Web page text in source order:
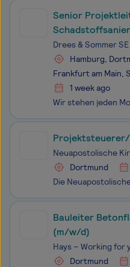
Senior
Drees & Sommer SE
Hamburg,
Frankfurt am Main,
1 week ago
Neuapostolische
Dortmund
Bauleiter
(m/w/d)
Hays – Working for
Dortmund